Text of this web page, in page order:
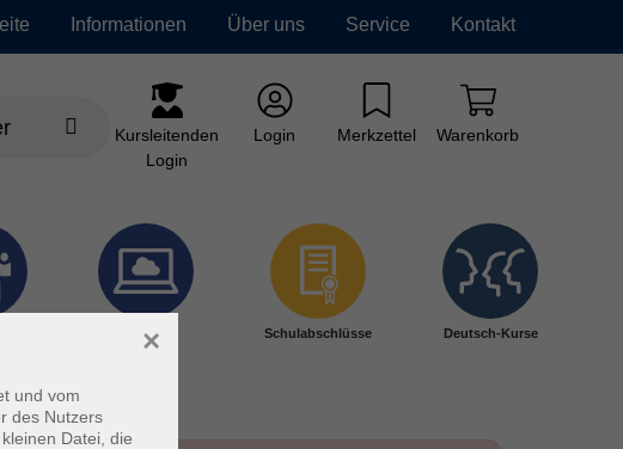
Informationen Über uns Service Kontakt
Kursleitenden
Login
Login Merkzettel Warenkorb
Digitales
Lernen
Schulabschlüsse Deutsch-Kurse
und vom
des Nutzers
Datei, die
×